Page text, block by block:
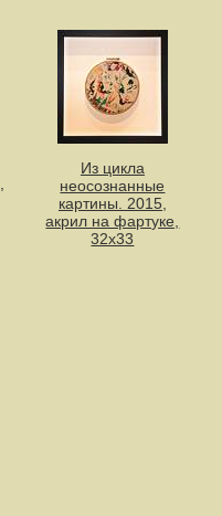
Из цикла
неосознанные
картины. 2015,
акрил на фартуке,
32х33